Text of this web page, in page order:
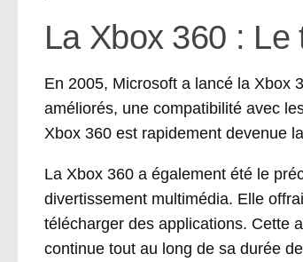
La Xbox 360 :
En 2005, Microsoft a lancé la Xbox
améliorés, une compatibilité avec
Xbox 360 est rapidement devenue
La Xbox 360 a également été le
divertissement multimédia. Elle
télécharger des applications. Cette
continue tout au long de sa durée